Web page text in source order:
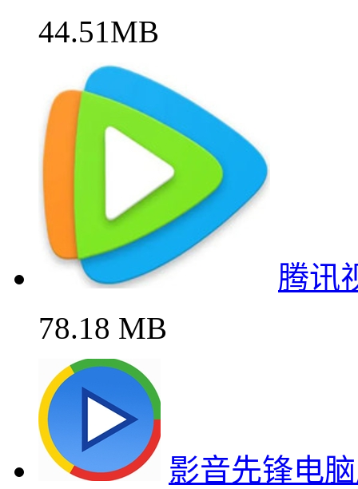
44.51MB
腾讯
78.18 MB
影音先锋电